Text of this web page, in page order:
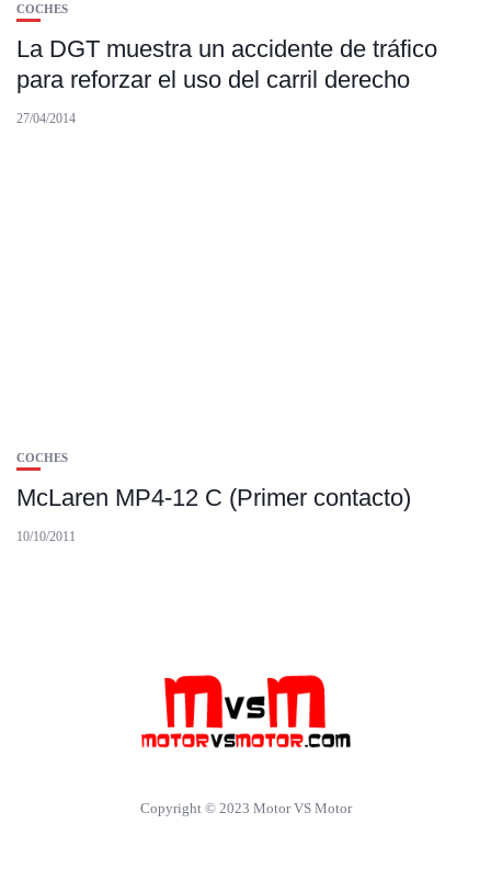
COCHES
La DGT muestra un accidente de tráfico
para reforzar el uso del carril derecho
27/04/2014
COCHES
McLaren MP4-12 C (Primer contacto)
10/10/2011
Copyright © 2023 Motor VS Motor